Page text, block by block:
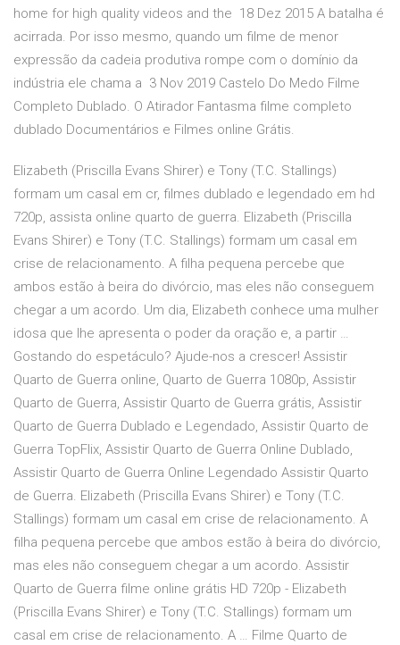
home for high quality videos and the 18 Dez 2015 A batalha é
acirrada. Por isso mesmo, quando um filme de menor
expressão da cadeia produtiva rompe com o domínio da
indústria ele chama a 3 Nov 2019 Castelo Do Medo Filme
Completo Dublado. O Atirador Fantasma filme completo
dublado Documentários e Filmes online Grátis.
Elizabeth (Priscilla Evans Shirer) e Tony (T.C. Stallings)
formam um casal em cr, filmes dublado e legendado em hd
720p, assista online quarto de guerra. Elizabeth (Priscilla
Evans Shirer) e Tony (T.C. Stallings) formam um casal em
crise de relacionamento. A filha pequena percebe que
ambos estão à beira do divórcio, mas eles não conseguem
chegar a um acordo. Um dia, Elizabeth conhece uma mulher
idosa que lhe apresenta o poder da oração e, a partir …
Gostando do espetáculo? Ajude-nos a crescer! Assistir
Quarto de Guerra online, Quarto de Guerra 1080p, Assistir
Quarto de Guerra, Assistir Quarto de Guerra grátis, Assistir
Quarto de Guerra Dublado e Legendado, Assistir Quarto de
Guerra TopFlix, Assistir Quarto de Guerra Online Dublado,
Assistir Quarto de Guerra Online Legendado Assistir Quarto
de Guerra. Elizabeth (Priscilla Evans Shirer) e Tony (T.C.
Stallings) formam um casal em crise de relacionamento. A
filha pequena percebe que ambos estão à beira do divórcio,
mas eles não conseguem chegar a um acordo. Assistir
Quarto de Guerra filme online grátis HD 720p - Elizabeth
(Priscilla Evans Shirer) e Tony (T.C. Stallings) formam um
casal em crise de relacionamento. A … Filme Quarto de